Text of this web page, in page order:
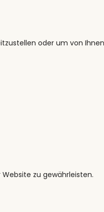
oder um von
zu gewährleisten.